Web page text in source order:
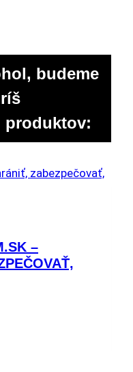
budeme
produktov:
–